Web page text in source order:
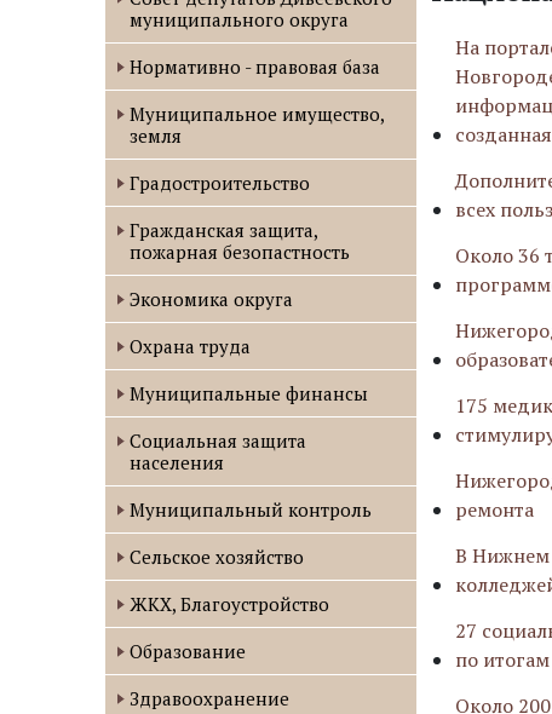
муниципального округа
Нормативно - правовая база
Муниципальное имущество,
земля
Градостроительство
Гражданская защита,
пожарная безопастность
Экономика округа
Охрана труда
Муниципальные финансы
Социальная защита
населения
Муниципальный контроль
Сельское хозяйство
ЖКХ, Благоустройство
Образование
Здравоохранение
На
всех
Около 36
175
ремонта
В Нижнем
27
по
Около